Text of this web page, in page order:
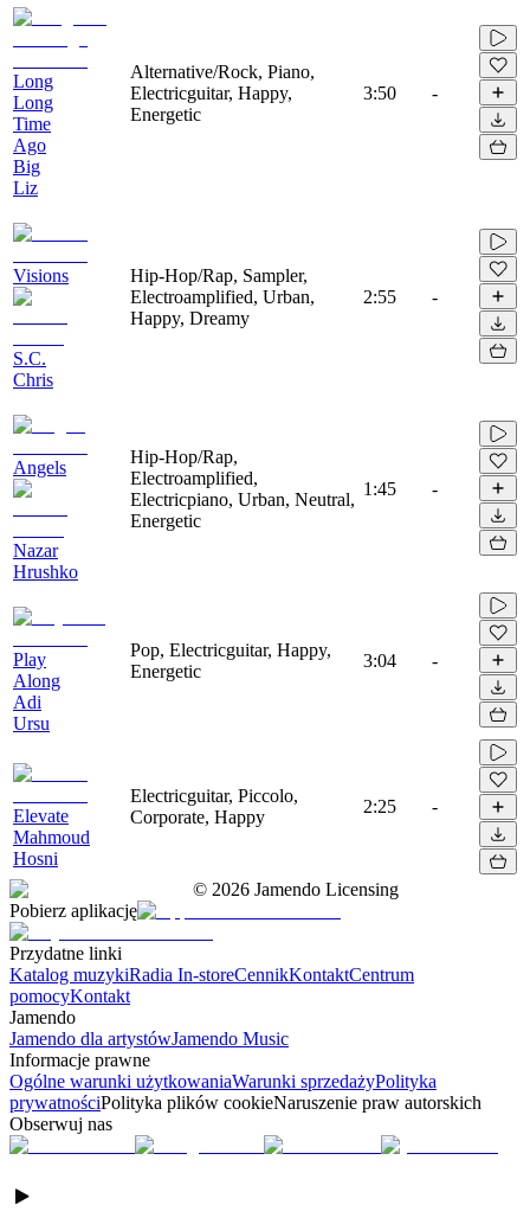
Long
Long
Time
Ago
Big
Liz
Alternative/Rock, Piano,
Electricguitar, Happy,
Energetic
3:50 -
Visions
S.C.
Chris
Hip-Hop/Rap, Sampler,
Electroamplified, Urban,
Happy, Dreamy
2:55 -
Angels
Nazar
Hrushko
Hip-Hop/Rap,
Electroamplified,
Electricpiano, Urban, Neutral,
Energetic
1:45 -
Play
Along
Adi
Ursu
Pop, Electricguitar, Happy,
Energetic
3:04 -
Elevate
Mahmoud
Hosni
Electricguitar, Piccolo,
Corporate, Happy
2:25 -
© 2026 Jamendo Licensing
Pobierz aplikację
Przydatne linki
Katalog muzykiRadia In-storeCennikKontaktCentrum
pomocyKontakt
Jamendo
Jamendo dla artystówJamendo Music
Informacje prawne
Ogólne warunki użytkowaniaWarunki sprzedażyPolityka
prywatnościPolityka plików cookieNaruszenie praw autorskich
Obserwuj nas